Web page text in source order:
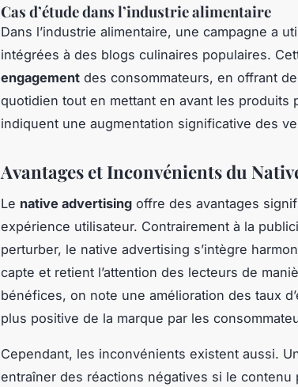
Cas d’étude dans l’industrie alimentaire
Dans l’industrie alimentaire, une campagne a
intégrées à des blogs culinaires populaires.
engagement des consommateurs, en offrant
quotidien tout en mettant en avant les produits
indiquent une augmentation significative des
Avantages et Inconvénients du
Le native advertising offre des avantages
expérience utilisateur. Contrairement à la
perturber, le native advertising s’intègre
capte et retient l’attention des lecteurs de
bénéfices, on note une amélioration des taux
plus positive de la marque par les
Cependant, les inconvénients existent aussi.
entraîner des réactions négatives si le contenu